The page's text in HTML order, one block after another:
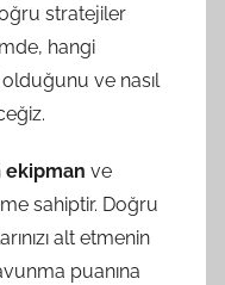
stratejiler
hangi
ve nasıl
ekipman ve
sahiptir. Doğru
alt etmenin
puanına